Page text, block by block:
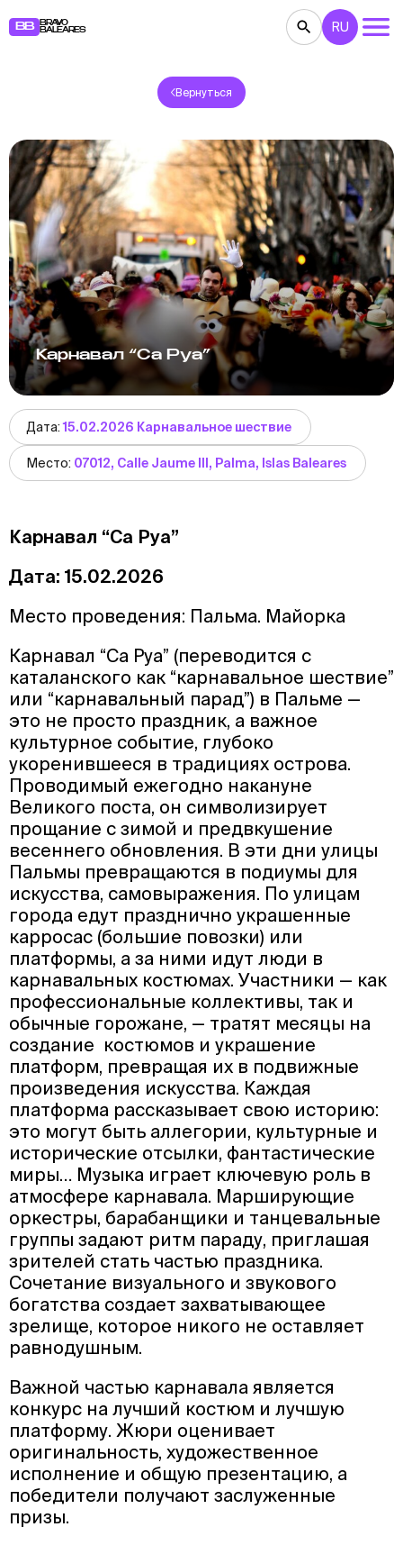
BB
BRAVO
BALEARES
КОНЦЕРТЫ ТЕАТР
РЕСТОРАНЫ ЯРМАРКИ ВЕЧЕРИНКИ
ДЕТЯМ BB NOTE
RU
Вернуться
Карнавал “Са Руа”
Дата:15.02.2026 Карнавальное шествие
Место: 07012, Calle Jaume III, Palma, Islas Baleares
Карнавал “Са Руа”
Дата: 15.02.2026
Место проведения: Пальма. Майорка
Карнавал “Са Руа” (переводится с
каталанского как “карнавальное шествие”
или “карнавальный парад”) в Пальме —
это не просто праздник, а важное
культурное событие, глубоко
укоренившееся в традициях острова.
Проводимый ежегодно накануне
Великого поста, он символизирует
прощание с зимой и предвкушение
весеннего обновления. В эти дни улицы
Пальмы превращаются в подиумы для
искусства, самовыражения. По улицам
города едут празднично украшенные
карросас (большие повозки) или
платформы, а за ними идут люди в
карнавальных костюмах. Участники — как
профессиональные коллективы, так и
обычные горожане, — тратят месяцы на
создание костюмов и украшение
платформ, превращая их в подвижные
произведения искусства. Каждая
платформа рассказывает свою историю:
это могут быть аллегории, культурные и
исторические отсылки, фантастические
миры… Музыка играет ключевую роль в
атмосфере карнавала. Марширующие
оркестры, барабанщики и танцевальные
группы задают ритм параду, приглашая
зрителей стать частью праздника.
Сочетание визуального и звукового
богатства создает захватывающее
зрелище, которое никого не оставляет
равнодушным.
Важной частью карнавала является
конкурс на лучший костюм и лучшую
платформу. Жюри оценивает
оригинальность, художественное
исполнение и общую презентацию, а
победители получают заслуженные
призы.